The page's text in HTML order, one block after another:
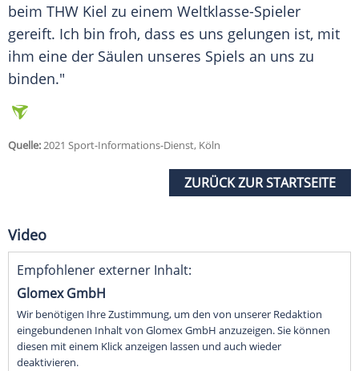
beim THW Kiel zu einem Weltklasse-Spieler
gereift. Ich bin froh, dass es uns gelungen ist, mit
ihm eine der Säulen unseres Spiels an uns zu
binden."
Quelle:2021 Sport-Informations-Dienst, Köln
ZURÜCK ZUR STARTSEITE
Video
Empfohlener externer Inhalt:
Glomex GmbH
Wir benötigen Ihre Zustimmung, um den von unserer Redaktion
eingebundenen Inhalt von Glomex GmbH anzuzeigen. Sie können
diesen mit einem Klick anzeigen lassen und auch wieder
deaktivieren.